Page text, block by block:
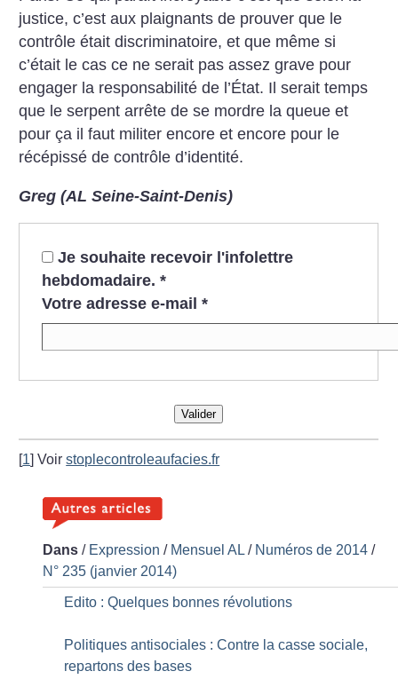
justice, c’est aux plaignants de prouver que le
contrôle était discriminatoire, et que même si
c’était le cas ce ne serait pas assez grave pour
engager la responsabilité de l’État. Il serait temps
que le serpent arrête de se mordre la queue et
pour ça il faut militer encore et encore pour le
récépissé de contrôle d’identité.
Greg (AL Seine-Saint-Denis)
Je souhaite recevoir l'infolettre
hebdomadaire. *
Votre adresse e-mail *
Valider
[1]Voirstoplecontroleaufacies.fr
Dans / Expression / Mensuel AL / Numéros de 2014 /
N° 235 (janvier 2014)
Edito : Quelques bonnes révolutions
Politiques antisociales : Contre la casse sociale,
repartons des bases